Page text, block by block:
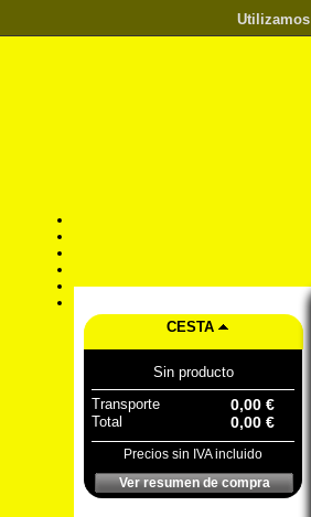
Utilizamos
CESTA
Sin producto
Transporte
0,00 €
Total 0,00 €
Precios sin IVA incluido
Ver resumen de compra